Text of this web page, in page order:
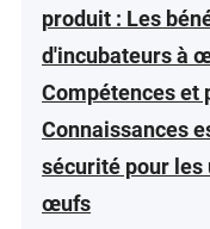
produit : Les
d'incubateurs à
Compétences et
Connaissances
sécurité pour
œufs